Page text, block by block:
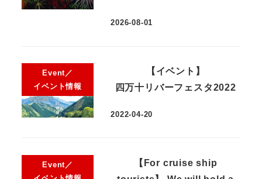
2026-08-01
Event／
イベント情報
【イベント】
四万十リバーフェスタ2022
2022-04-20
Event／
【For cruise ship